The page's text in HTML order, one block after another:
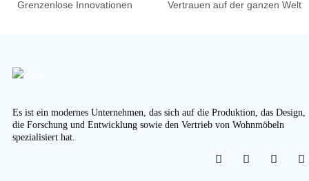
Grenzenlose Innovationen Vertrauen auf der ganzen Welt
Es ist ein modernes Unternehmen, das sich auf die Produktion, das Design,
die Forschung und Entwicklung sowie den Vertrieb von Wohnmöbeln
spezialisiert hat.